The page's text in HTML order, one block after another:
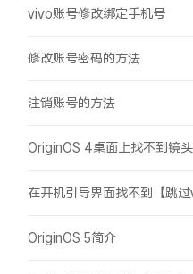
vivo账号修改绑定手机号
修改账号密码的方法
注销账号的方法
OriginOS 4桌面上找不到镜头
在开机引导界面找不到【跳
OriginOS 5简介